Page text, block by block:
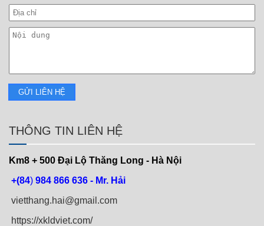
THÔNG TIN LIÊN HỆ
Km8 + 500 Đại Lộ Thăng Long - Hà Nội
+(84) 984 866 636 - Mr. Hải
vietthang.hai@gmail.com
https://xkldviet.com/